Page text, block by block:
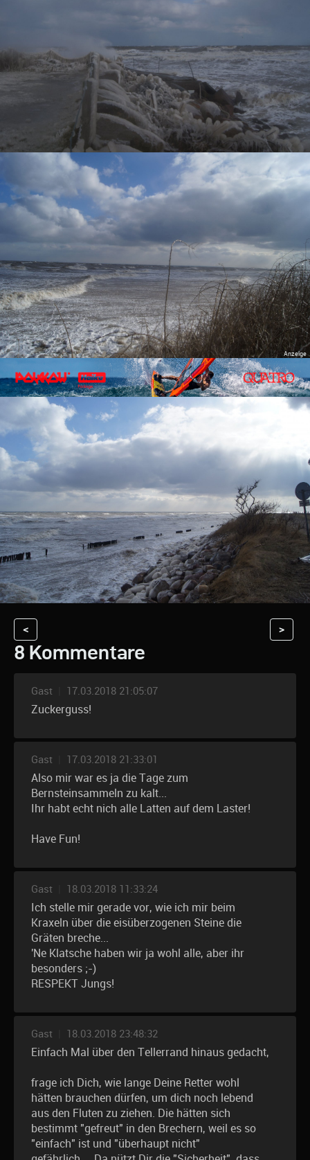
< >
8 Kommentare
Gast 17.03.2018 21:05:07
Zuckerguss!
Gast 17.03.2018 21:33:01
Also mir war es ja die Tage zum
Bernsteinsammeln zu kalt...
Ihr habt echt nich alle Latten auf dem Laster!
Have Fun!
Gast 18.03.2018 11:33:24
Ich stelle mir gerade vor, wie ich mir beim
Kraxeln über die eisüberzogenen Steine die
Gräten breche...
'Ne Klatsche haben wir ja wohl alle, aber ihr
besonders ;-)
RESPEKT Jungs!
Gast 18.03.2018 23:48:32
Einfach Mal über den Tellerrand hinaus gedacht,
frage ich Dich, wie lange Deine Retter wohl
hätten brauchen dürfen, um dich noch lebend
aus den Fluten zu ziehen. Die hätten sich
bestimmt "gefreut" in den Brechern, weil es so
"einfach" ist und "überhaupt nicht"